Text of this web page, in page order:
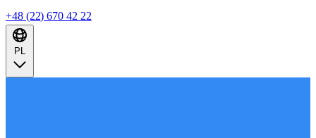
+48 (22) 670 42 22